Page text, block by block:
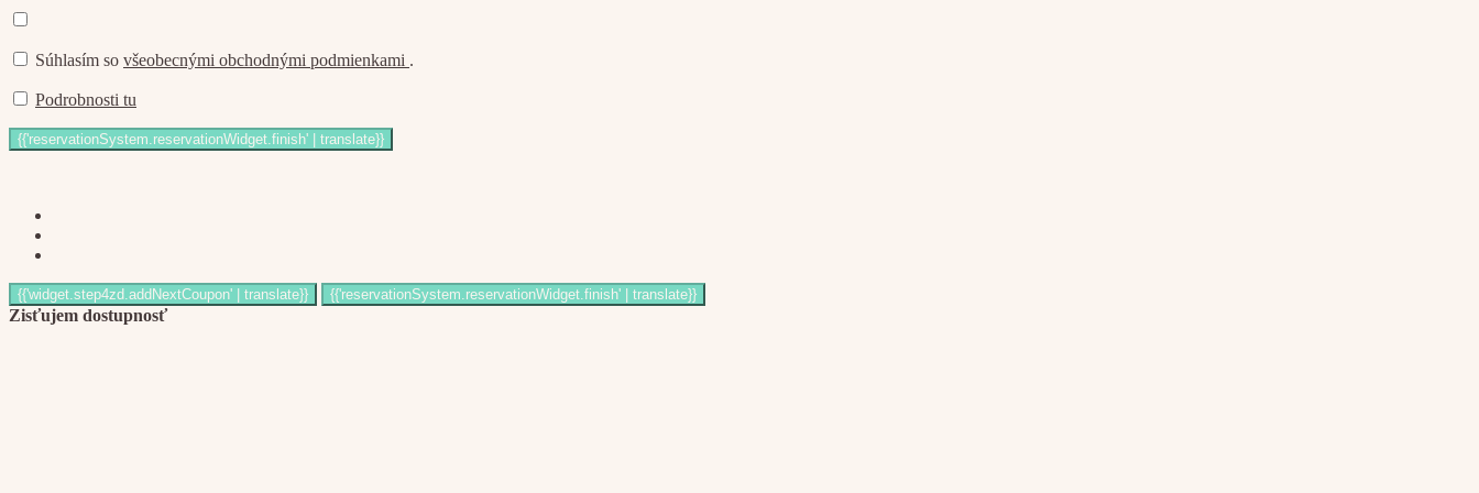
Súhlasím so všeobecnými obchodnými podmienkami .
Podrobnosti tu
Zisťujem dostupnosť